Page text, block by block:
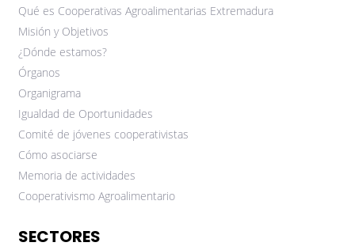
Qué es Cooperativas Agroalimentarias Extremadura
Misión y Objetivos
¿Dónde estamos?
Órganos
Organigrama
Igualdad de Oportunidades
Comité de jóvenes cooperativistas
Cómo asociarse
Memoria de actividades
Cooperativismo Agroalimentario
SECTORES